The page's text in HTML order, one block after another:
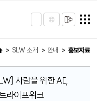
SLW 소개 안내 홍보자료
사람을 위한 AI,
라이프위크